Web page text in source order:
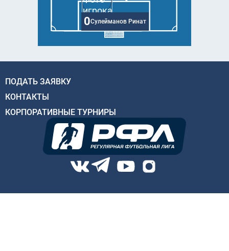
0Сулейманов Ринат
ПОДАТЬ ЗАЯВКУ
КОНТАКТЫ
КОРПОРАТИВНЫЕ ТУРНИРЫ